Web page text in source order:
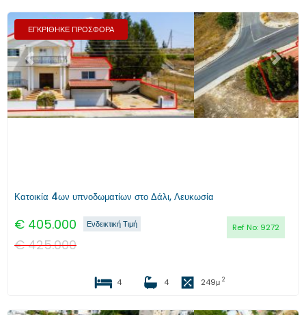
ΕΓΚΡΙΘΗΚΕ ΠΡΟΣΦΟΡΑ
Προηγούμενο Επόμενο
Κατοικία 4ων υπνοδωματίων στο Δάλι, Λευκωσία
€ 405.000 Ref No: 9272
Ενδεικτική Τιμή
€425.000
4 4 249μ 2